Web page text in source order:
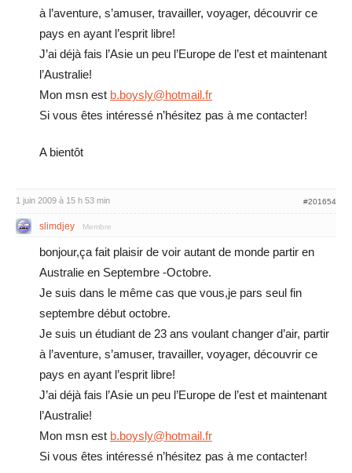
à l’aventure, s’amuser, travailler, voyager, découvrir ce
pays en ayant l’esprit libre!
J’ai déjà fais l’Asie un peu l’Europe de l’est et maintenant
l’Australie!
Mon msn est b.boysly@hotmail.fr
Si vous êtes intéressé n’hésitez pas à me contacter!
A bientôt
1 juin 2009 à 15 h 53 min #201654
slimdjey Membre
bonjour,ça fait plaisir de voir autant de monde partir en
Australie en Septembre -Octobre.
Je suis dans le même cas que vous,je pars seul fin
septembre début octobre.
Je suis un étudiant de 23 ans voulant changer d’air, partir
à l’aventure, s’amuser, travailler, voyager, découvrir ce
pays en ayant l’esprit libre!
J’ai déjà fais l’Asie un peu l’Europe de l’est et maintenant
l’Australie!
Mon msn est b.boysly@hotmail.fr
Si vous êtes intéressé n’hésitez pas à me contacter!